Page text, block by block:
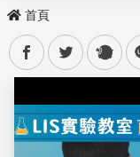
首頁
facebooktwitter plurk